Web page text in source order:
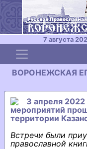
7 августа
Toggle
ВОРОНЕЖСКАЯ
3 апреля 2022
мероприятий
территории
Встречи были
православной